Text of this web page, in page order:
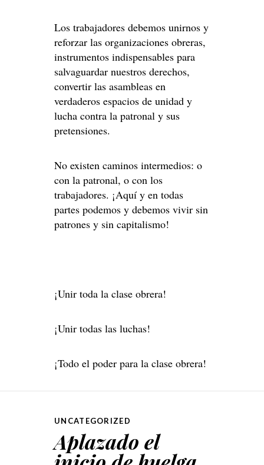
Los trabajadores debemos unirnos y
reforzar las organizaciones obreras,
instrumentos indispensables para
salvaguardar nuestros derechos,
convertir las asambleas en
verdaderos espacios de unidad y
lucha contra la patronal y sus
pretensiones.
No existen caminos intermedios: o
con la patronal, o con los
trabajadores. ¡Aquí y en todas
partes podemos y debemos vivir sin
patrones y sin capitalismo!
¡Unir toda la clase obrera!
¡Unir todas las luchas!
¡Todo el poder para la clase obrera!
UNCATEGORIZED
Aplazado el